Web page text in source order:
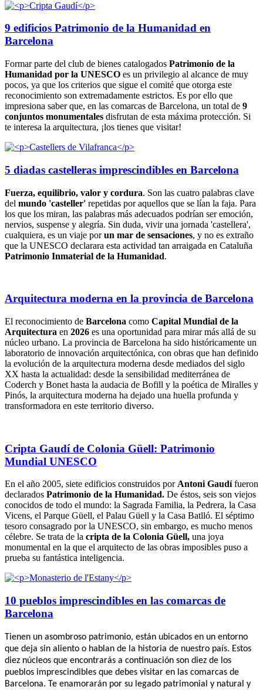
9 edificios Patrimonio de la Humanidad en
Barcelona
Formar parte del club de bienes catalogados Patrimonio de la
Humanidad por la UNESCO es un privilegio al alcance de muy
pocos, ya que los criterios que sigue el comité que otorga este
reconocimiento son extremadamente estrictos. Es por ello que
impresiona saber que, en las comarcas de Barcelona, un total de 9
conjuntos monumentales disfrutan de esta máxima protección. Si
te interesa la arquitectura, ¡los tienes que visitar!
5 diadas castelleras imprescindibles en Barcelona
Fuerza, equilibrio, valor y cordura. Son las cuatro palabras clave
del mundo 'casteller' repetidas por aquellos que se lían la faja. Para
los que los miran, las palabras más adecuados podrían ser emoción,
nervios, suspense y alegría. Sin duda, vivir una jornada 'castellera',
cualquiera, es un viaje porun mar de sensaciones, y no es extraño
que la UNESCO declarara esta actividad tan arraigada en Cataluña
Patrimonio Inmaterial de la Humanidad.
Arquitectura moderna en la provincia de Barcelona
El reconocimiento de Barcelona como Capital Mundial de la
Arquitectura en 2026 es una oportunidad para mirar más allá de su
núcleo urbano. La provincia de Barcelona ha sido históricamente un
laboratorio de innovación arquitectónica, con obras que han definido
la evolución de la arquitectura moderna desde mediados del siglo
XX hasta la actualidad: desde la sensibilidad mediterránea de
Coderch y Bonet hasta la audacia de Bofill y la poética de Miralles y
Pinós, la arquitectura moderna ha dejado una huella profunda y
transformadora en este territorio diverso.
Cripta Gaudí de Colonia Güell: Patrimonio
Mundial UNESCO
En el año 2005, siete edificios construidos por Antoni Gaudífueron
declarados Patrimonio de la Humanidad. De éstos, seis son viejos
conocidos de todo el mundo: la Sagrada Familia, la Pedrera, la Casa
Vicens, el Parque Güell, el Palau Güell y la Casa Batlló. El séptimo
tesoro consagrado por la UNESCO, sin embargo, es mucho menos
célebre. Se trata de la cripta de la Colonia Güell, una joya
monumental en la que el arquitecto de las obras imposibles puso a
prueba su fantástica inteligencia.
10 pueblos imprescindibles en las comarcas de
Barcelona
Tienen un asombroso patrimonio, están ubicados en un entorno
que deja sin aliento o hablan de la historia de nuestro país. Estos
diez núcleos que encontrarás a continuación son diez de los
pueblos imprescindibles que debes visitar en las comarcas de
Barcelona. Te enamorarán por su legado patrimonial y natural y